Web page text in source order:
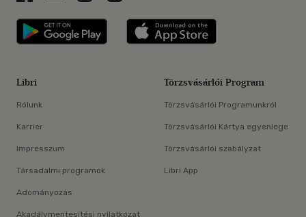
Libri applikáció Szerezd meg: Google
Libri
Rólunk
Karrier
Impresszum
Társadalmi programok
Adományozás
Akadálymentesítési nyilatkozat
Törzsvásárlói Program
Törzsvásárlói Programunkról
Törzsvásárlói Kártya egyenlege
Törzsvásárlói szabályzat
Libri App